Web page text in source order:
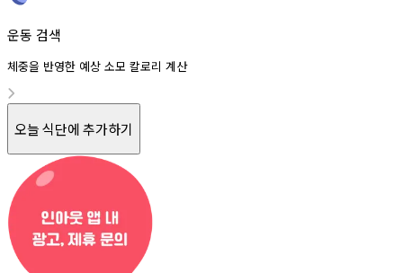
운동 검색
체중을 반영한 예상 소모 칼로리 계산
오늘 식단에 추가하기